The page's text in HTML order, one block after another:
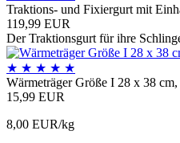
Traktions- und Fixiergurt mit
119,99 EUR
Der Traktionsgurt für ihre
★ ★ ★ ★ ★
Wärmeträger Größe I 28 x 38
15,99 EUR
8,00 EUR/kg